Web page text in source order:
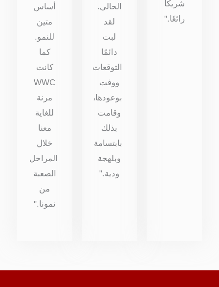
شريكًا
رائعًا."
الحالي.
لقد
لبت
دائمًا
التوقعات
ووفت
بوعودها،
وقامت
بذلك
بابتسامة
وبلهجة
ودية."
أساس
متين
للنمو.
كما
كانت
WWC
مرنة
للغاية
معنا
خلال
المراحل
الصعبة
من
نمونا."